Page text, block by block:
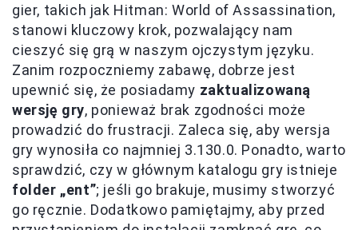
gier, takich jak Hitman: World of Assassination,
stanowi kluczowy krok, pozwalający nam
cieszyć się grą w naszym ojczystym języku.
Zanim rozpoczniemy zabawę, dobrze jest
upewnić się, że posiadamy zaktualizowaną
wersję gry, ponieważ brak zgodności może
prowadzić do frustracji. Zaleca się, aby wersja
gry wynosiła co najmniej 3.130.0. Ponadto, warto
sprawdzić, czy w głównym katalogu gry istnieje
folder „ent”; jeśli go brakuje, musimy stworzyć
go ręcznie. Dodatkowo pamiętajmy, aby przed